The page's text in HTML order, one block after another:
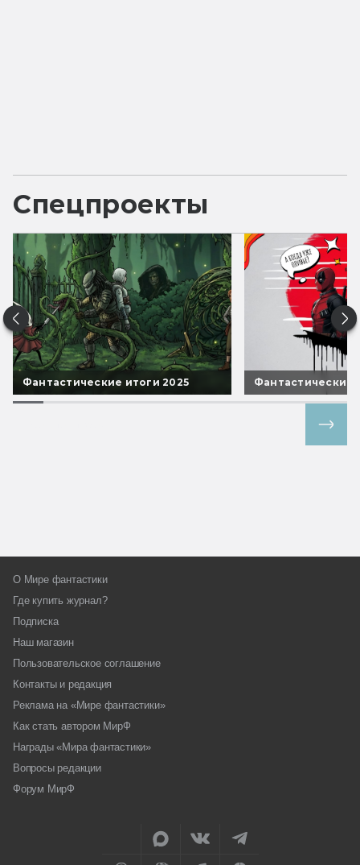
Спецпроекты
Фантастические итоги 2025 Фантастические
О Мире фантастики
Где купить журнал?
Подписка
Наш магазин
Пользовательское соглашение
Контакты и редакция
Реклама на «Мире фантастики»
Как стать автором МирФ
Награды «Мира фантастики»
Вопросы редакции
Форум МирФ